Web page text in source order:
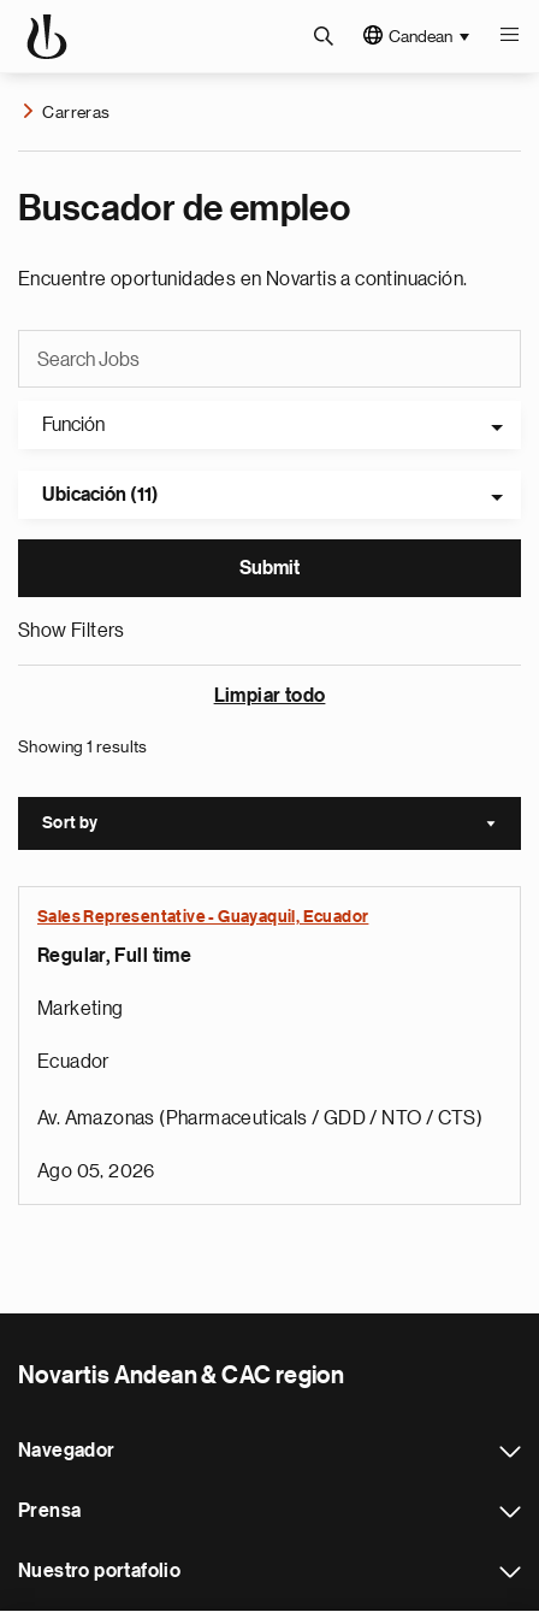
Candean
Carreras
Buscador de empleo
Encuentre oportunidades en Novartis a continuación.
Función
Ubicación (11)
Show Filters
Limpiar todo
Showing 1 results
Sort by Sort
Sales Representative - Guayaquil, Ecuador
Regular, Full time
Marketing
Ecuador
Av. Amazonas (Pharmaceuticals / GDD / NTO / CTS)
Ago 05, 2026
Novartis Andean & CAC region
Navegador
Prensa
Nuestro portafolio